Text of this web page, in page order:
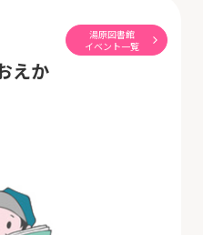
えか
湯原図書館
イベント一覧